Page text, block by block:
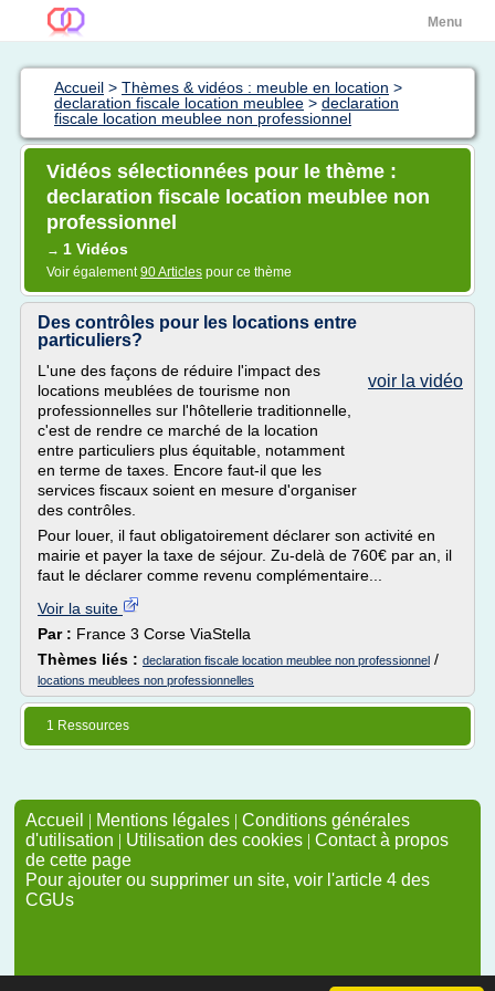
Menu
Accueil > Thèmes & vidéos : meuble en location >
declaration fiscale location meublee > declaration
fiscale location meublee non professionnel
Vidéos sélectionnées pour le thème :
declaration fiscale location meublee non
professionnel
→ 1 Vidéos
Voir également90 Articles pour ce thème
Des contrôles pour les locations entre
particuliers?
voir la vidéo
L'une des façons de réduire l'impact des
locations meublées de tourisme non
professionnelles sur l'hôtellerie traditionnelle,
c'est de rendre ce marché de la location
entre particuliers plus équitable, notamment
en terme de taxes. Encore faut-il que les
services fiscaux soient en mesure d'organiser
des contrôles.
Pour louer, il faut obligatoirement déclarer son activité en
mairie et payer la taxe de séjour. Zu-delà de 760€ par an, il
faut le déclarer comme revenu complémentaire...
Voir la suite
Par : France 3 Corse ViaStella
Thèmes liés : declaration fiscale location meublee non professionnel /
locations meublees non professionnelles
1 Ressources
Accueil | Mentions légales | Conditions générales
d'utilisation | Utilisation des cookies | Contact à propos
de cette page
Pour ajouter ou supprimer un site, voir l'article 4 des
CGUs